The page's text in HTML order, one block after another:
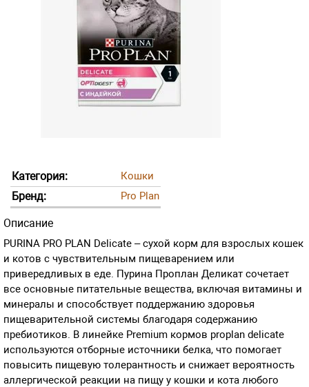
Категория: Кошки
Бренд: Pro Plan
Описание
PURINA PRO PLAN Delicate – сухой корм для взрослых кошек
и котов с чувствительным пищеварением или
привередливых в еде. Пурина Проплан Деликат сочетает
все основные питательные вещества, включая витамины и
минералы и способствует поддержанию здоровья
пищеварительной системы благодаря содержанию
пребиотиков. В линейке Premium кормов proplan delicate
используются отборные источники белка, что помогает
повысить пищевую толерантность и снижает вероятность
аллергической реакции на пищу у кошки и кота любого